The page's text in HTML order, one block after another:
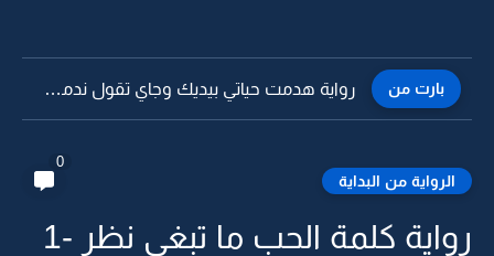
بارت من رواية هدمت حياتي بيديك وجاي تقول ندمت -10
الرواية من البداية
0
رواية كلمة الحب ما تبغى نظر -1